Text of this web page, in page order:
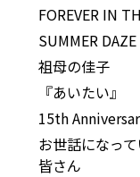
FOREVER IN
SUMMER DAZE
祖母の佳子
『あいたい』
15th
お世話になっ
皆さん